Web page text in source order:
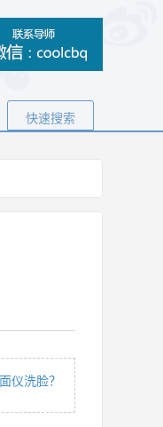
快速搜索
仪洗脸？